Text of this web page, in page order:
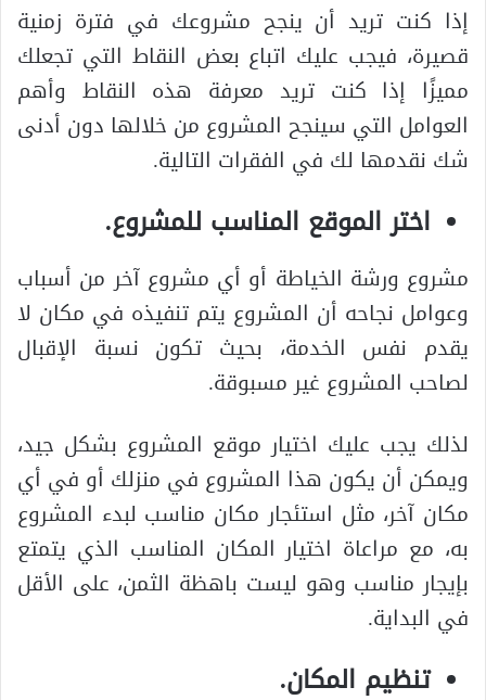
إذا كنت تريد أن ينجح مشروعك في فترة زمنية
قصيرة، فيجب عليك اتباع بعض النقاط التي تجعلك
مميزًا إذا كنت تريد معرفة هذه النقاط وأهم
العوامل التي سينجح المشروع من خلالها دون أدنى
شك نقدمها لك في الفقرات التالية.
اختر الموقع المناسب للمشروع.
مشروع ورشة الخياطة أو أي مشروع آخر من أسباب
وعوامل نجاحه أن المشروع يتم تنفيذه في مكان لا
يقدم نفس الخدمة، بحيث تكون نسبة الإقبال
لصاحب المشروع غير مسبوقة.
لذلك يجب عليك اختيار موقع المشروع بشكل جيد،
ويمكن أن يكون هذا المشروع في منزلك أو في أي
مكان آخر، مثل استئجار مكان مناسب لبدء المشروع
به، مع مراعاة اختيار المكان المناسب الذي يتمتع
بإيجار مناسب وهو ليست باهظة الثمن، على الأقل
في البداية.
تنظيم المكان.